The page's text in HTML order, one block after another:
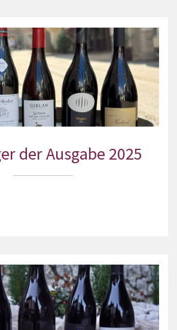
der Ausgabe 2025